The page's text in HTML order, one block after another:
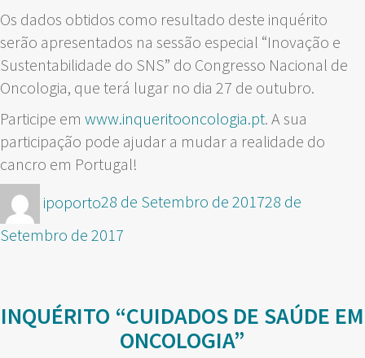
Os dados obtidos como resultado deste inquérito
serão apresentados na sessão especial “Inovação e
Sustentabilidade do SNS” do Congresso Nacional de
Oncologia, que terá lugar no dia 27 de outubro.
Participe em www.inqueritooncologia.pt. A sua
participação pode ajudar a mudar a realidade do
cancro em Portugal!
Autor
ipoportoPublicado
28 de Setembro de 201728 de
Setembro de 2017
INQUÉRITO “CUIDADOS DE SAÚDE EM
ONCOLOGIA”